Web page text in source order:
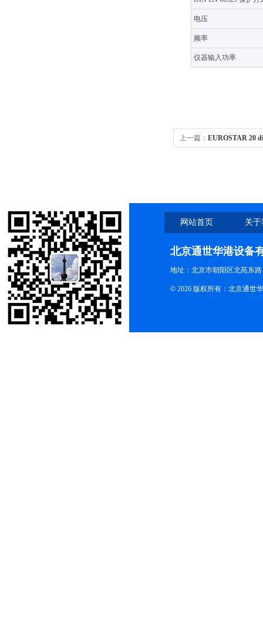
电压
频率
仪器输入功率
上一篇： EUROSTAR 20
网站首页 关
北京通世华港设备
地址：北京市朝阳区北苑东路
© 2026 版权所有：北京通世